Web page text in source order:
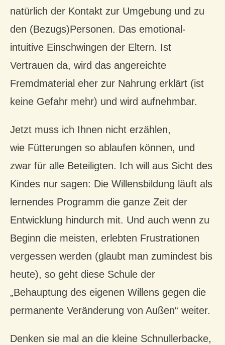
natürlich der Kontakt zur Umgebung und zu
den (Bezugs)Personen. Das emotional-
intuitive Einschwingen der Eltern. Ist
Vertrauen da, wird das angereichte
Fremdmaterial eher zur Nahrung erklärt (ist
keine Gefahr mehr) und wird aufnehmbar.
Jetzt muss ich Ihnen nicht erzählen,
wie Fütterungen so ablaufen können, und
zwar für alle Beteiligten. Ich will aus Sicht des
Kindes nur sagen: Die Willensbildung läuft als
lernendes Programm die ganze Zeit der
Entwicklung hindurch mit. Und auch wenn zu
Beginn die meisten, erlebten Frustrationen
vergessen werden (glaubt man zumindest bis
heute), so geht diese Schule der
„Behauptung des eigenen Willens gegen die
permanente Veränderung von Außen“ weiter.
Denken sie mal an die kleine Schnullerbacke,